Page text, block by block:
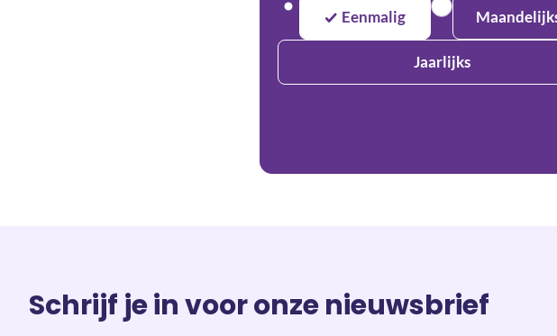
Eenmalig
Jaarlijks
Schrijf je in voor onze nieuwsbrief